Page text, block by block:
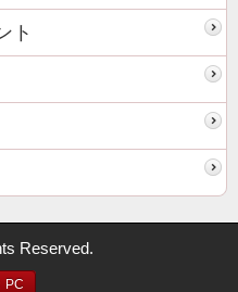
ト
Reserved.
PC